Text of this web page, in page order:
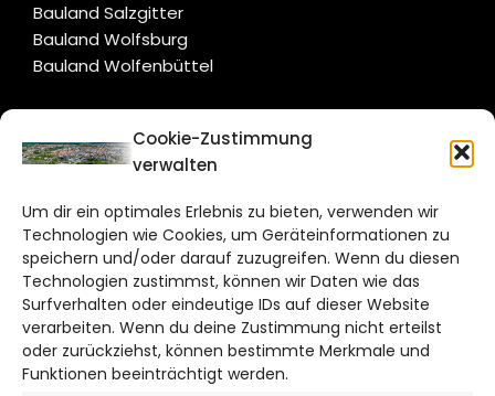
Cookie-Zustimmung
verwalten
Um dir ein optimales Erlebnis zu bieten, verwenden wir
Technologien wie Cookies, um Geräteinformationen zu
speichern und/oder darauf zuzugreifen. Wenn du diesen
Technologien zustimmst, können wir Daten wie das
Surfverhalten oder eindeutige IDs auf dieser Website
verarbeiten. Wenn du deine Zustimmung nicht erteilst
oder zurückziehst, können bestimmte Merkmale und
Funktionen beeinträchtigt werden.
Bauland Salzgitter
Bauland Wolfsburg
Bauland Wolfenbüttel
CITYLIFE!
Bruchtorwall 12
38100 Braunschweig
Telefon: 0531 387220 – 65
DAS STADTMAGAZIN FÜR
BRAUNSCHWEIG